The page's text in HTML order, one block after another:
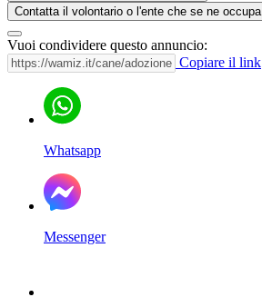
Contatta il volontario o l'ente che se ne occupa
Vuoi condividere questo annuncio:
Copiare il link
Whatsapp
Messenger